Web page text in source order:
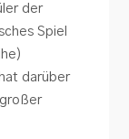
der
Spiel
darüber